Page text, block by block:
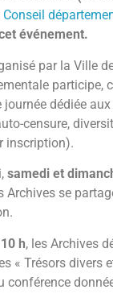
Conseil
événement.
par la Ville
participe,
journée dédiée
censure,
inscription).
samedi et
Archives se
h, les Archives
« Trésors divers
conférence